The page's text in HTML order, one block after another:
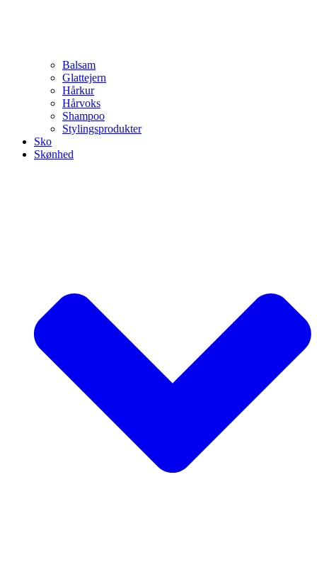
Balsam
Glattejern
Hårkur
Hårvoks
Shampoo
Stylingsprodukter
Sko
Skønhed